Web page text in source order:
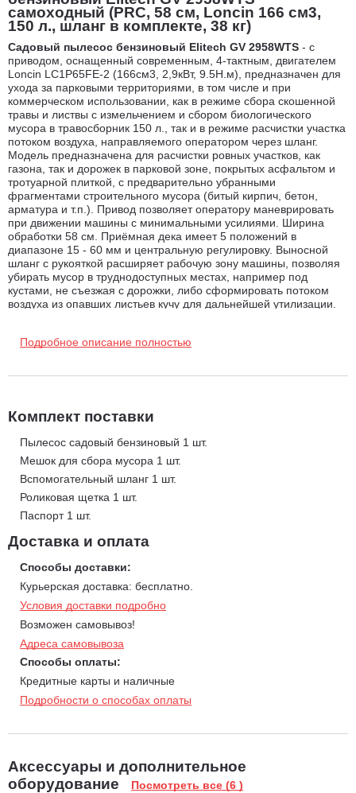
самоходный (PRC, 58 см, Loncin 166 см3,
150 л., шланг в комплекте, 38 кг)
Садовый пылесос бензиновый Elitech GV 2958WTS - с
приводом, оснащенный современным, 4-тактным, двигателем
Loncin LC1P65FE-2 (166см3, 2,9кВт, 9.5Н.м), предназначен для
ухода за парковыми территориями, в том числе и при
коммерческом использовании, как в режиме сбора скошенной
травы и листвы с измельчением и сбором биологического
мусора в травосборник 150 л., так и в режиме расчистки участка
потоком воздуха, направляемого оператором через шланг.
Модель предназначена для расчистки ровных участков, как
газона, так и дорожек в парковой зоне, покрытых асфальтом и
тротуарной плиткой, с предварительно убранными
фрагментами строительного мусора (битый кирпич, бетон,
арматура и т.п.). Привод позволяет оператору маневрировать
при движении машины с минимальными усилиями. Ширина
обработки 58 см. Приёмная дека имеет 5 положений в
диапазоне 15 - 60 мм и центральную регулировку. Выносной
шланг с рукояткой расширяет рабочую зону машины, позволяя
убирать мусор в труднодоступных местах, например под
кустами, не съезжая с дорожки, либо сформировать потоком
воздуха из опавших листьев кучу для дальнейшей утилизации.
позволяет приподнимать, например, мокрую листву с дорожек,
Современный двигатель LONCIN LC1P65FE-2 номинальной
мощностью 2.9 кВт/3.95 л.с. при 3100 об/мин
Ширина обработки 58 см
Привод на задние колеса с включением рычагом на рукоятках
Мусоросборник 150 литров
Гибкий шланг с телескопической рукояткой в комплекте
Вал с щетками для более эффективного сбора мокрой
Расширенная рабочая зона для уборки листвы под кустами,
либо формирования куч из упавшей листвы
Подробное описание полностью
Комплект поставки
Пылесос садовый бензиновый 1 шт.
Мешок для сбора мусора 1 шт.
Вспомогательный шланг 1 шт.
Роликовая щетка 1 шт.
Паспорт 1 шт.
Доставка и оплата
Способы доставки:
Курьерская доставка: бесплатно.
Условия доставки подробно
Возможен самовывоз!
Адреса самовывоза
Способы оплаты:
Кредитные карты и наличные
Подробности о способах оплаты
Аксессуары и дополнительное
оборудование
Посмотреть все (6 )